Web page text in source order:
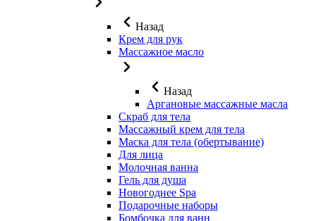
Назад
Крем для рук
Массажное масло
Назад
Аргановые массажные масла
Скраб для тела
Массажный крем для тела
Маска для тела (обертывание)
Для лица
Молочная ванна
Гель для душа
Новогоднее Spa
Подарочные наборы
Бомбочка для ванн